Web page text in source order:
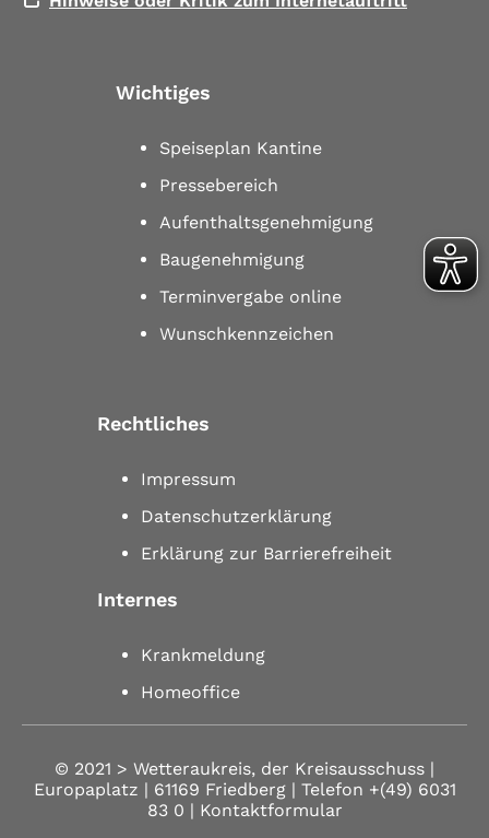
Wichtiges
Speiseplan Kantine
Pressebereich
Aufenthaltsgenehmigung
Baugenehmigung
Terminvergabe online
Wunschkennzeichen
Rechtliches
Impressum
Datenschutzerklärung
Erklärung zur Barrierefreiheit
Internes
Krankmeldung
Homeoffice
© 2021 > Wetteraukreis, der Kreisausschuss |
Europaplatz | 61169 Friedberg | Telefon +(49) 6031
83 0 | Kontaktformular